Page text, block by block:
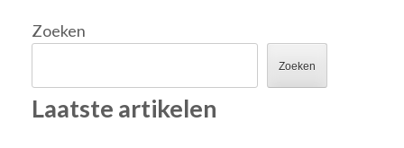
Zoeken
Zoeken
Laatste artikelen